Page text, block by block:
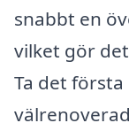
snabbt en
vilket gör
Ta det